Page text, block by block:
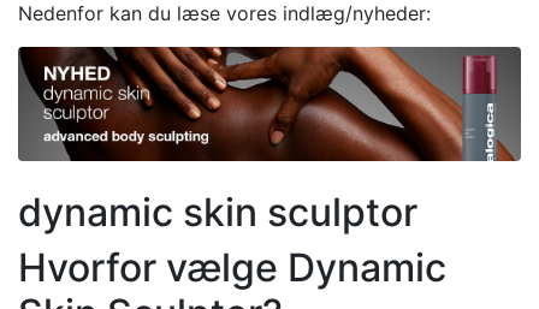
Nedenfor kan du læse vores indlæg/nyheder:
dynamic skin sculptor
Hvorfor vælge Dynamic